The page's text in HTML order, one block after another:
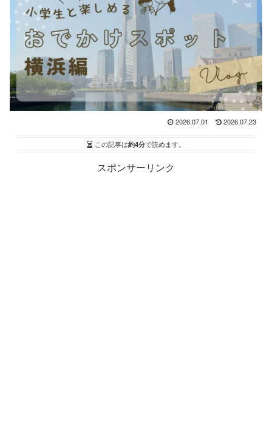
2026.07.01 2026.07.23
この記事は約4分で読めます。
スポンサーリンク